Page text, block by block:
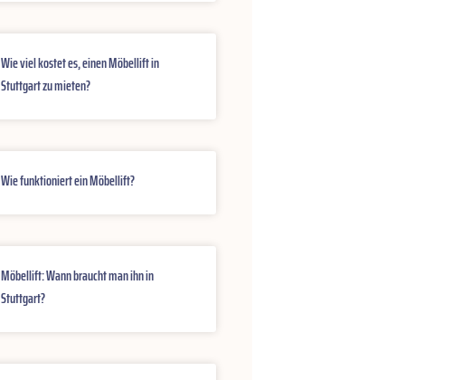
Wie viel kostet es, einen Möbellift in
Stuttgart zu mieten?
Wie funktioniert ein Möbellift?
Möbellift: Wann braucht man ihn in
Stuttgart?